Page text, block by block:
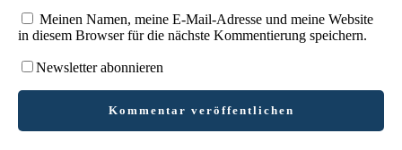
Meinen Namen, meine E-Mail-Adresse und meine Website
in diesem Browser für die nächste Kommentierung speichern.
Newsletter abonnieren
Kommentar veröffentlichen